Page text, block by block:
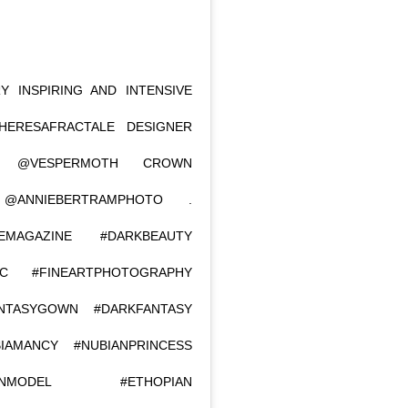
INSPIRING AND INTENSIVE
DESIGNER
@VESPERMOTH CROWN
.
#DARKBEAUTY
#DARKFANTASY
#NUBIANPRINCESS
#ETHOPIAN